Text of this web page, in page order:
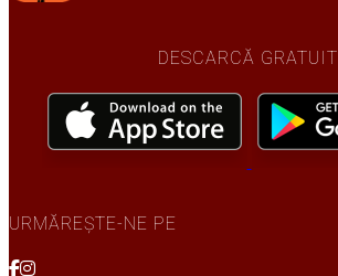
DESCARCĂ GRATUIT
URMĂREȘTE-NE PE